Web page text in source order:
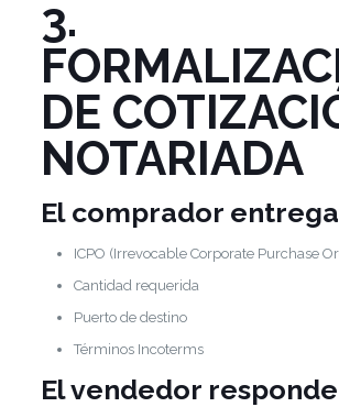
3.
DE
NOTARIADA
El comprador
ICPO (Irrevocable Corporate Purchase
Cantidad requerida
Puerto de destino
Términos Incoterms
El vendedor